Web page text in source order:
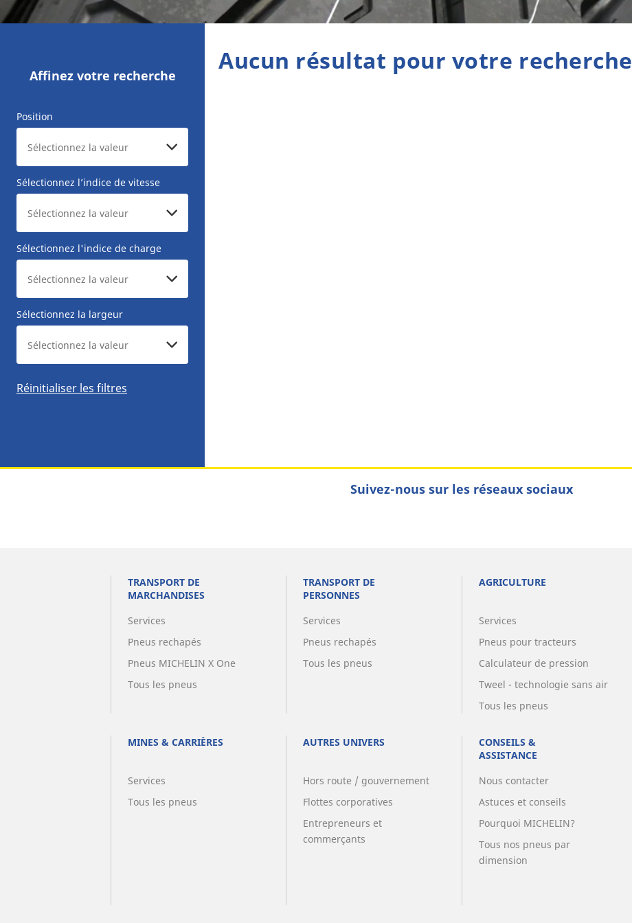
Affinez votre recherche
Position
Sélectionnez l’indice de vitesse
Sélectionnez l'indice de charge
Sélectionnez la largeur
Réinitialiser les filtres
Aucun résultat pour votre recherche
Suivez-nous sur les réseaux sociaux
TRANSPORT DE
MARCHANDISES
Services
Pneus rechapés
Pneus MICHELIN X One
Tous les pneus
TRANSPORT DE
PERSONNES
Services
Pneus rechapés
Tous les pneus
AGRICULTURE
Services
Pneus pour tracteurs
Calculateur de pression
Tweel - technologie sans air
Tous les pneus
MINES & CARRIÈRES
Services
Tous les pneus
AUTRES UNIVERS
Hors route / gouvernement
Flottes corporatives
Entrepreneurs et
commerçants
CONSEILS &
ASSISTANCE
Nous contacter
Astuces et conseils
Pourquoi MICHELIN?
Tous nos pneus par
dimension